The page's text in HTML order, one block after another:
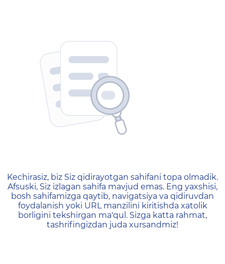
404 — Страница не
Kechirasiz, biz Siz qidirayotgan sahifani topa olmadik.
Afsuski, Siz izlagan sahifa mavjud emas. Eng yaxshisi,
bosh sahifamizga qaytib, navigatsiya va qidiruvdan
foydalanish yoki URL manzilini kiritishda xatolik
borligini tekshirgan ma'qul. Sizga katta rahmat,
tashrifingizdan juda xursandmiz!